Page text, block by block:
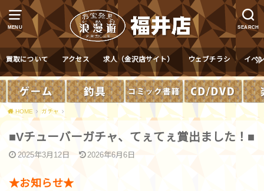
MENU SEARCH
買取について アクセス 求人（金沢店サイト） ウェブチラシ イベ
HOME ガチャ
■Vチューバーガチャ、てぇてぇ賞出ました！■
2025年3月12日 2026年6月6日
★お知らせ★